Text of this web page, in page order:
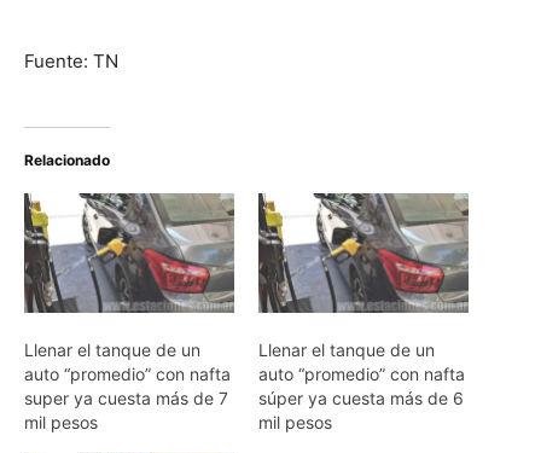
Fuente: TN
Relacionado
Llenar el tanque de un
auto “promedio” con nafta
super ya cuesta más de 7
mil pesos
Llenar el tanque de un
auto “promedio” con nafta
súper ya cuesta más de 6
mil pesos